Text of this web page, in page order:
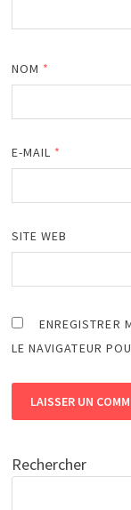
NOM *
E-MAIL *
SITE WEB
ENREGISTRER
LE NAVIGATEUR
Rechercher